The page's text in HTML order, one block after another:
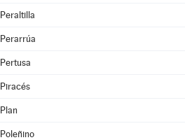
Peraltilla
Perarrúa
Pertusa
Piracés
Plan
Poleñino